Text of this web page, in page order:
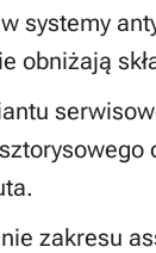
systemy
obniżają
zakresu